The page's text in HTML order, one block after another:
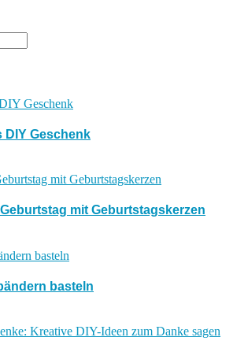
DIY Geschenk
mit Geburtstagskerzen
basteln